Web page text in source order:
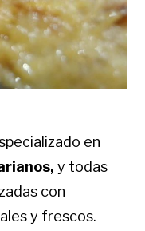
en
y todas
con
y frescos.